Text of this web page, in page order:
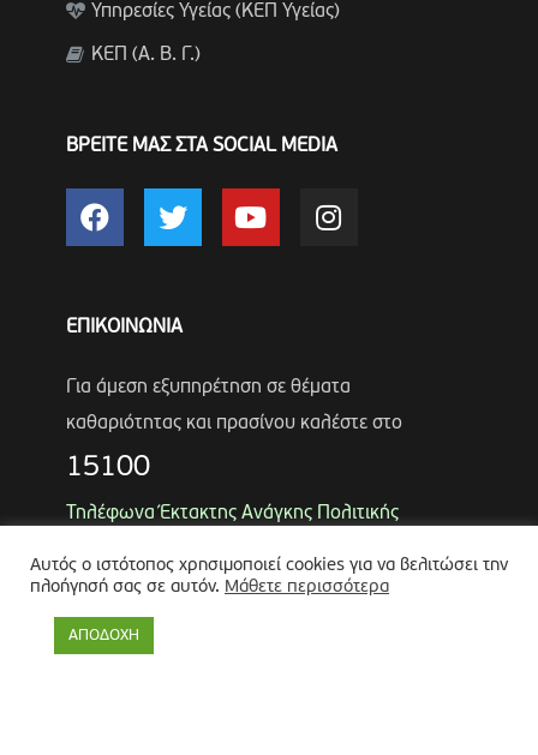
Υπηρεσίες Υγείας (ΚΕΠ Υγείας)
ΚΕΠ (Α. Β. Γ.)
ΒΡΕΙΤΕ ΜΑΣ ΣΤΑ SOCIAL MEDIA
ΕΠΙΚΟΙΝΩΝΙΑ
Για άμεση εξυπηρέτηση σε θέματα
καθαριότητας και πρασίνου καλέστε στο
15100
Τηλέφωνα Έκτακτης Ανάγκης Πολιτικής
ΑντιδήμαρχοςΛύκος Παναγιώτης
Θωμάς Ρουμπάκος
Αυτός ο ιστότοπος χρησιμοποιεί cookies για να βελιτώσει την
πλοήγησή σας σε αυτόν. Μάθετε περισσότερα
ΑΠΟΔΟΧΗ